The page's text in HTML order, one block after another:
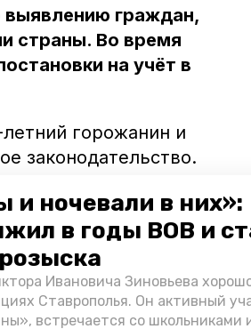
ночевали в них»:
в годы ВОВ и
Ивановича Зиновьева
Ставрополья. Он активный
встречается со школьниками
выявлению граждан,
страны. Во время
на учёт в
горожанин и
законодательство.
Теперь
фигурантами
иностранцев.